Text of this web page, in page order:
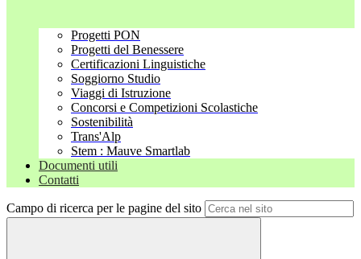
Progetti PON
Progetti del Benessere
Certificazioni Linguistiche
Soggiorno Studio
Viaggi di Istruzione
Concorsi e Competizioni Scolastiche
Sostenibilità
Trans'Alp
Stem : Mauve Smartlab
Documenti utili
Contatti
Campo di ricerca per le pagine del sito